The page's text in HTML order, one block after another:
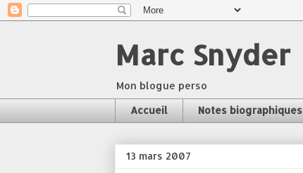
Marc Snyder
Mon blogue perso
Accueil Notes biographiques
13 mars 2007